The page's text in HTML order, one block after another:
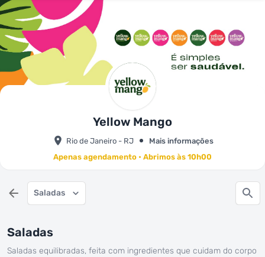
Yellow Mango
Rio de Janeiro - RJ
Mais informações
Apenas agendamento • Abrimos às 10h00
Saladas
Saladas
Saladas equilibradas, feita com ingredientes que cuidam do corpo